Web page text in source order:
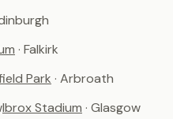
· Falkirk
Park · Arbroath
Ibrox Stadium · Glasgow